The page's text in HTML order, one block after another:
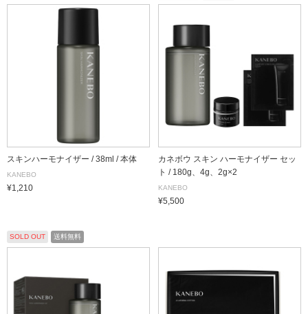
スキンハーモナイザー / 38ml / 本体
KANEBO
¥1,210
カネボウ スキン ハーモナイザー セッ
ト / 180g、4g、2g×2
KANEBO
¥5,500
SOLD OUT 送料無料